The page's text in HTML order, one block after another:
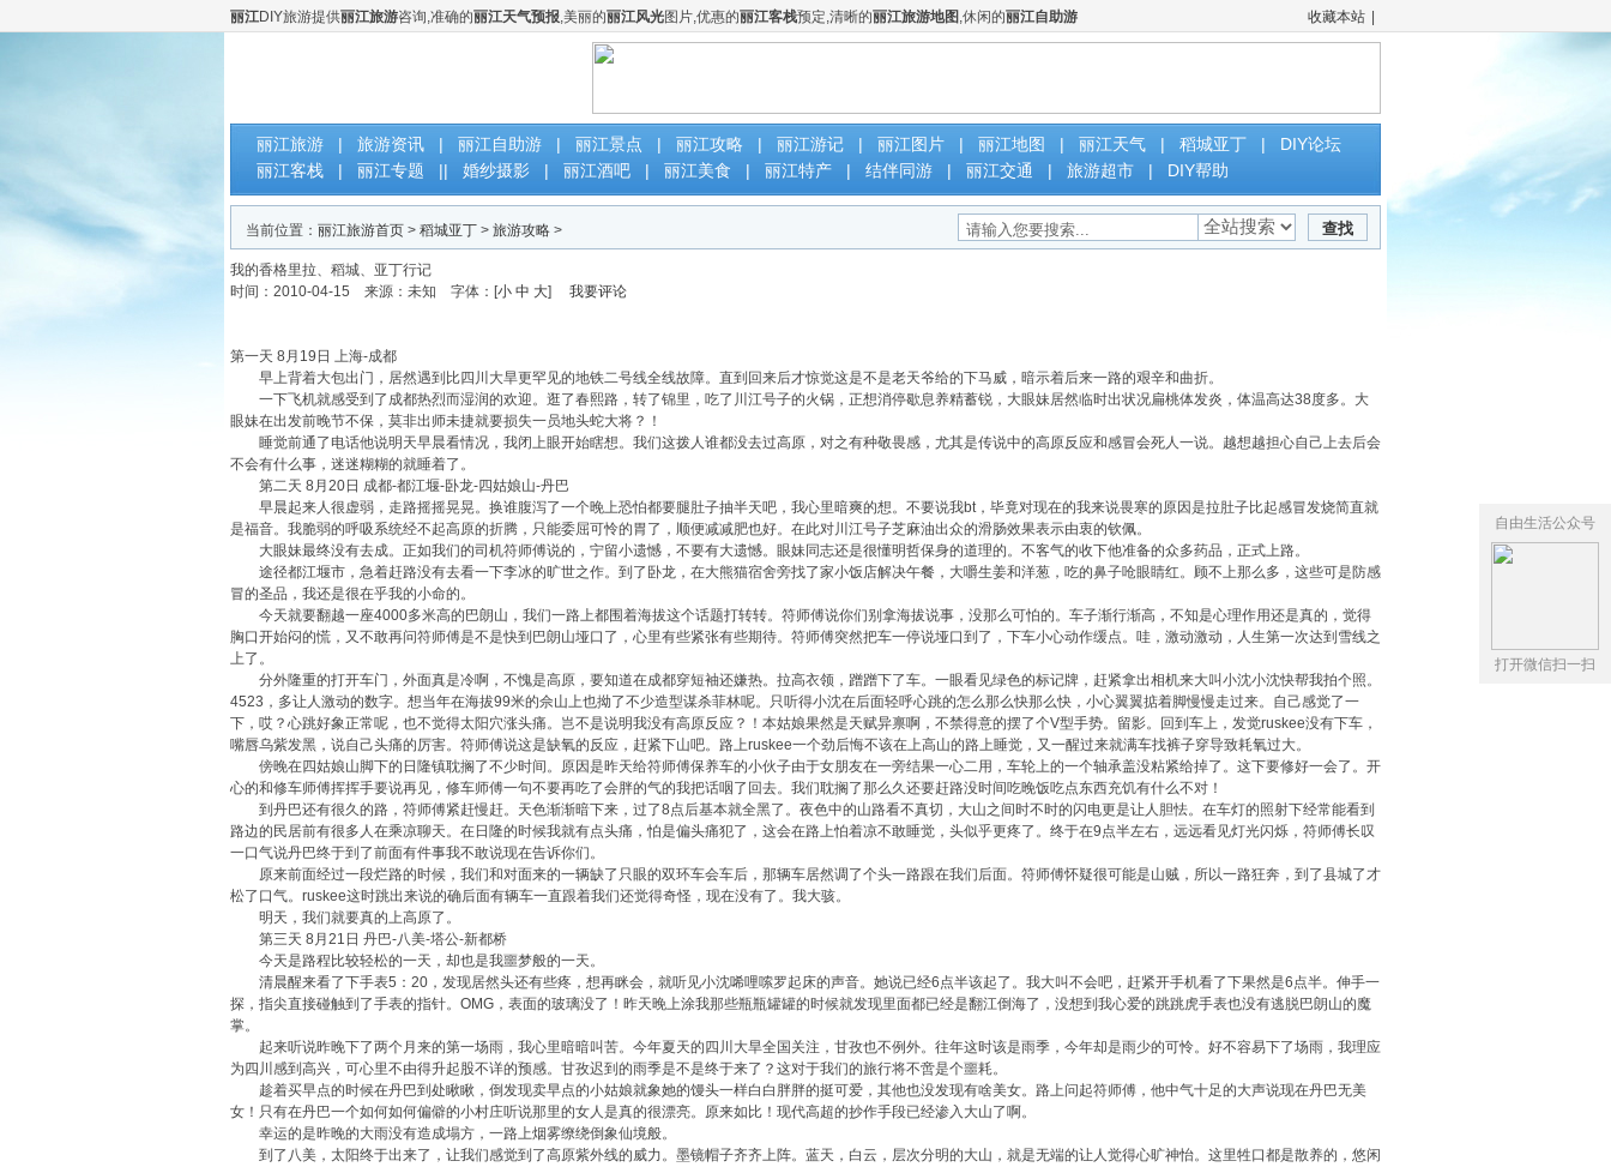
丽江DIY旅游提供丽江旅游咨询,准确的丽江天气预报,美丽的丽江风光图片,优惠的丽江客栈预定,清晰的丽江旅游地图 ,休闲的丽江自助游 收藏本站
云南丽江DIY自助旅游网
丽江旅游 | 旅游资讯 | 丽江自助游 | 丽江景点 | 丽江攻略 | 丽江游记 | 丽江图片 | 丽江地图 | 丽江天气 | 稻城亚丁 |
DIY论坛
丽江客栈
| 丽江专题 || 婚纱摄影 | 丽江酒吧 | 丽江美食 | 丽江特产 | 结伴同游 | 丽江交通 | 旅游超市 | DIY帮助
当前位置： 丽江旅游首页 > 稻城亚丁 > 旅游攻略 > 查找
我的香格里拉、稻城、亚丁行记
时间：2010-04-15 来源：未知 字体：[小 中 大] 我要评论
第一天 8月19日 上海-成都
早上背着大包出门，居然遇到比四川大旱更罕见的地铁二号线全线故障。直到回来后才惊觉这是不是老天爷给的下马威，暗示着后来一路的艰辛和曲折。
一下飞机就感受到了成都热烈而湿润的欢迎。逛了春熙路，转了锦里，吃了川江号子的火锅，正想消停歇息养精蓄锐，大眼妹居然临时出状况扁桃体发炎，体温高达38度多。大
眼妹在出发前晚节不保，莫非出师未捷就要损失一员地头蛇大将？！
睡觉前通了电话他说明天早晨看情况，我闭上眼开始瞎想。我们这拨人谁都没去过高原，对之有种敬畏感，尤其是传说中的高原反应和感冒会死人一说。越想越担心自己上去后会
不会有什么事，迷迷糊糊的就睡着了。
第二天 8月20日 成都-都江堰-卧龙-四姑娘山-丹巴
早晨起来人很虚弱，走路摇摇晃晃。换谁腹泻了一个晚上恐怕都要腿肚子抽半天吧，我心里暗爽的想。不要说我bt，毕竟对现在的我来说畏寒的原因是拉肚子比起感冒发烧简直就
是福音。我脆弱的呼吸系统经不起高原的折腾，只能委屈可怜的胃了，顺便减减肥也好。在此对川江号子芝麻油出众的滑肠效果表示由衷的钦佩。
大眼妹最终没有去成。正如我们的司机符师傅说的，宁留小遗憾，不要有大遗憾。眼妹同志还是很懂明哲保身的道理的。不客气的收下他准备的众多药品，正式上路。
途径都江堰市，急着赶路没有去看一下李冰的旷世之作。到了卧龙，在大熊猫宿舍旁找了家小饭店解决午餐，大嚼生姜和洋葱，吃的鼻子呛眼睛红。顾不上那么多，这些可是防感
冒的圣品，我还是很在乎我的小命的。
今天就要翻越一座4000多米高的巴朗山，我们一路上都围着海拔这个话题打转转。符师傅说你们别拿海拔说事，没那么可怕的。车子渐行渐高，不知是心理作用还是真的，觉得
胸口开始闷的慌，又不敢再问符师傅是不是快到巴朗山垭口了，心里有些紧张有些期待。符师傅突然把车一停说垭口到了，下车小心动作缓点。哇，激动激动，人生第一次达到雪线之
上了。
分外隆重的打开车门，外面真是冷啊，不愧是高原，要知道在成都穿短袖还嫌热。拉高衣领，蹭蹭下了车。一眼看见绿色的标记牌，赶紧拿出相机来大叫小沈小沈快帮我拍个照。
4523，多让人激动的数字。想当年在海拔99米的佘山上也拗了不少造型谋杀菲林呢。只听得小沈在后面轻呼心跳的怎么那么快那么快，小心翼翼掂着脚慢慢走过来。自己感觉了一
下，哎？心跳好象正常呢，也不觉得太阳穴涨头痛。岂不是说明我没有高原反应？！本姑娘果然是天赋异禀啊，不禁得意的摆了个V型手势。留影。回到车上，发觉ruskee没有下车，
嘴唇乌紫发黑，说自己头痛的厉害。符师傅说这是缺氧的反应，赶紧下山吧。路上ruskee一个劲后悔不该在上高山的路上睡觉，又一醒过来就满车找裤子穿导致耗氧过大。
傍晚在四姑娘山脚下的日隆镇耽搁了不少时间。原因是昨天给符师傅保养车的小伙子由于女朋友在一旁结果一心二用，车轮上的一个轴承盖没粘紧给掉了。这下要修好一会了。开
心的和修车师傅挥挥手要说再见，修车师傅一句不要再吃了会胖的气的我把话咽了回去。我们耽搁了那么久还要赶路没时间吃晚饭吃点东西充饥有什么不对！
到丹巴还有很久的路，符师傅紧赶慢赶。天色渐渐暗下来，过了8点后基本就全黑了。夜色中的山路看不真切，大山之间时不时的闪电更是让人胆怯。在车灯的照射下经常能看到
路边的民居前有很多人在乘凉聊天。在日隆的时候我就有点头痛，怕是偏头痛犯了，这会在路上怕着凉不敢睡觉，头似乎更疼了。终于在9点半左右，远远看见灯光闪烁，符师傅长叹
一口气说丹巴终于到了前面有件事我不敢说现在告诉你们。
原来前面经过一段烂路的时候，我们和对面来的一辆缺了只眼的双环车会车后，那辆车居然调了个头一路跟在我们后面。符师傅怀疑很可能是山贼，所以一路狂奔，到了县城了才
松了口气。ruskee这时跳出来说的确后面有辆车一直跟着我们还觉得奇怪，现在没有了。我大骇。
明天，我们就要真的上高原了。
第三天 8月21日 丹巴-八美-塔公-新都桥
今天是路程比较轻松的一天，却也是我噩梦般的一天。
清晨醒来看了下手表5：20，发现居然头还有些疼，想再眯会，就听见小沈唏哩嗦罗起床的声音。她说已经6点半该起了。我大叫不会吧，赶紧开手机看了下果然是6点半。伸手一
探，指尖直接碰触到了手表的指针。OMG，表面的玻璃没了！昨天晚上涂我那些瓶瓶罐罐的时候就发现里面都已经是翻江倒海了，没想到我心爱的跳跳虎手表也没有逃脱巴朗山的魔
掌。
起来听说昨晚下了两个月来的第一场雨，我心里暗暗叫苦。今年夏天的四川大旱全国关注，甘孜也不例外。往年这时该是雨季，今年却是雨少的可怜。好不容易下了场雨，我理应
为四川感到高兴，可心里不由得升起股不详的预感。甘孜迟到的雨季是不是终于来了？这对于我们的旅行将不啻是个噩耗。
趁着买早点的时候在丹巴到处瞅瞅，倒发现卖早点的小姑娘就象她的馒头一样白白胖胖的挺可爱，其他也没发现有啥美女。路上问起符师傅，他中气十足的大声说现在丹巴无美
女！只有在丹巴一个如何如何偏僻的小村庄听说那里的女人是真的很漂亮。原来如比！现代高超的抄作手段已经渗入大山了啊。
幸运的是昨晚的大雨没有造成塌方，一路上烟雾缭绕倒象仙境般。
到了八美，太阳终于出来了，让我们感觉到了高原紫外线的威力。墨镜帽子齐齐上阵。蓝天，白云，层次分明的大山，就是无端的让人觉得心旷神怡。这里牲口都是散养的，悠闲
自由生活公众号
打开微信扫一扫